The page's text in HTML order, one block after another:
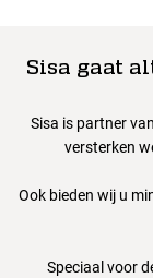
Sisa gaat
Sisa is partner
versterken
Ook bieden wij u
Speciaal voor